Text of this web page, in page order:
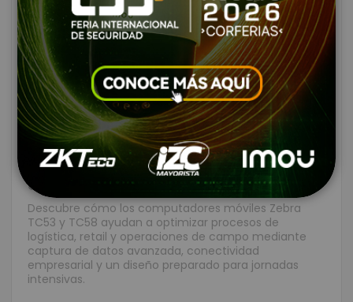
Zebra TC53 y TC58:
computadores móviles para
logística, retail y operaciones
de campo
Creado: Julio 30, 2026 Autor: Cristian Anzola
Descubre cómo los computadores móviles Zebra
TC53 y TC58 ayudan a optimizar procesos de
logística, retail y operaciones de campo mediante
captura de datos avanzada, conectividad
empresarial y un diseño preparado para jornadas
intensivas.